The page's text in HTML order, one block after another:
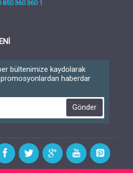
850 360 360 1
bültenimize kaydolarak
haberdar
Gönder